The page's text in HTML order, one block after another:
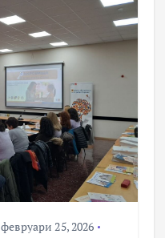
февруари 25, 2026